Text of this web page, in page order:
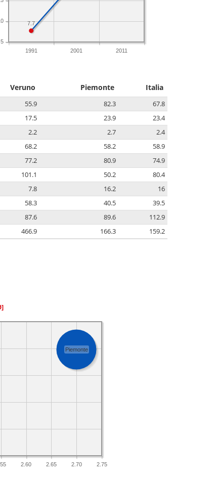
1991 2001 2011
5
7.7
Veruno Piemonte Italia
55.9 82.3
67.8
17.5 23.9
23.4
2.2 2.7
2.4
68.2 58.2
58.9
77.2 80.9
74.9
101.1 50.2
80.4
7.8 16.2
16
58.3 40.5
39.5
87.6 89.6
112.9
466.9 166.3 159.2
2.60 2.65 2.70 2.75
Piemonte